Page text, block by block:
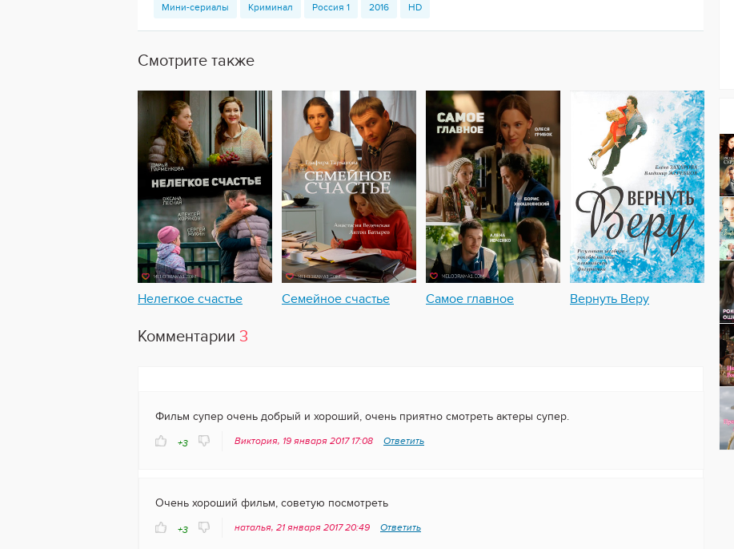
Мини-сериалы Криминал Россия 1 2016 HD
Смотрите также
Нелегкое счастье Семейное счастье Самое главное Вернуть Веру
Комментарии 3
Фильм супер очень добрый и хороший, очень приятно смотреть актеры супер.
+3 Виктория, 19 января 2017 17:08 Ответить
Очень хороший фильм, советую посмотреть
+3 наталья, 21 января 2017 20:49 Ответить